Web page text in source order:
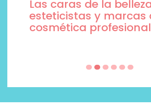
Las caras de la
esteticistas y marcas
cosmética profesional